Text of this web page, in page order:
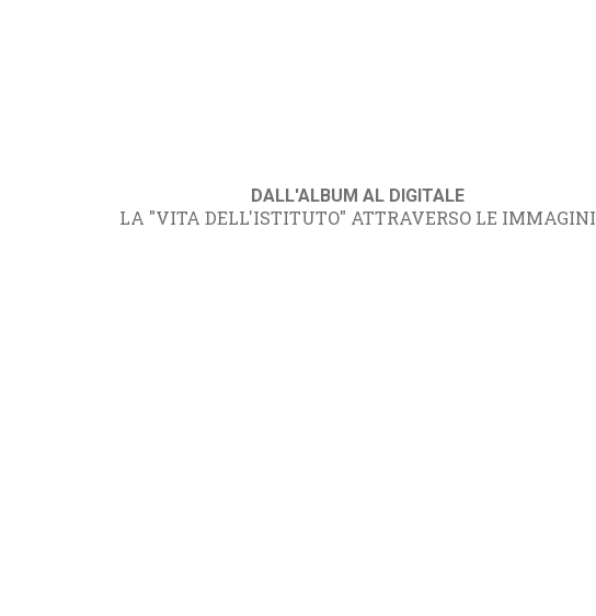
DALL'ALBUM AL DIGITALE
LA "VITA DELL'ISTITUTO" ATTRAVERSO LE IMMAGINI